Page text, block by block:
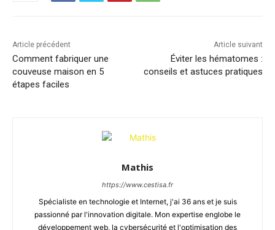
Article précédent
Comment fabriquer une
couveuse maison en 5
étapes faciles
Article suivant
Éviter les hématomes :
conseils et astuces pratiques
Mathis
https://www.cestisa.fr
Spécialiste en technologie et Internet, j'ai 36 ans et je suis
passionné par l'innovation digitale. Mon expertise englobe le
développement web, la cybersécurité et l'optimisation des